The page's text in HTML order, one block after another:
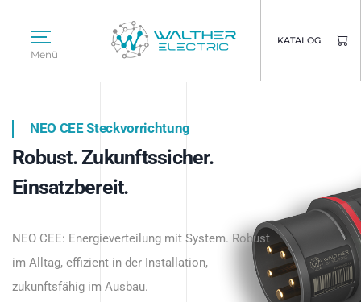
Menü
KATALOG
Intelligente Stromverteilung
beginnt hier.
NEO CEE Steckvorrichtung
Robust. Zukunftssicher.
Einsatzbereit.
NEO CEE: Energieverteilung mit System. Robust
im Alltag, effizient in der Installation,
zukunftsfähig im Ausbau.
Intelligenz trifft Energie.
Anwendungen – robust, IP-geschützt und
zukunftsfähig.